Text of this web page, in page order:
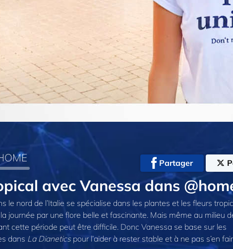
Partager
avec Vanessa dans
le nord de l’Italie se spécialise dans les plantes et les fleurs
journée par une flore belle et fascinante. Mais même au milieu
cette période peut être difficile. Donc Vanessa se base sur les
dans La Dianeticspour l’aider à rester stable et à ne pas s’en